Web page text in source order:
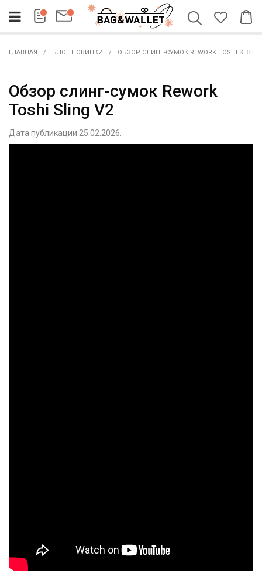
ГЛАВНАЯ БЛОГ НОВИНКИ ОБЗОР СЛИНГ-СУМОК REWORK TOSHI SLING
Обзор слинг-сумок Rework
Toshi Sling V2
Дата публикации 25.02.2026.